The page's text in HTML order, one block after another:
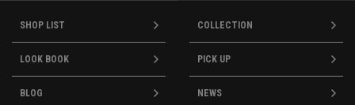
SHOP LIST COLLECTION
LOOK BOOK PICK UP
BLOG NEWS